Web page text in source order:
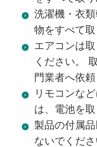
洗濯機・衣
物をすべて取
エアコンは
ください。
門業者へ依頼
リモコンな
は、電池を取
製品の付属
ないでくださ